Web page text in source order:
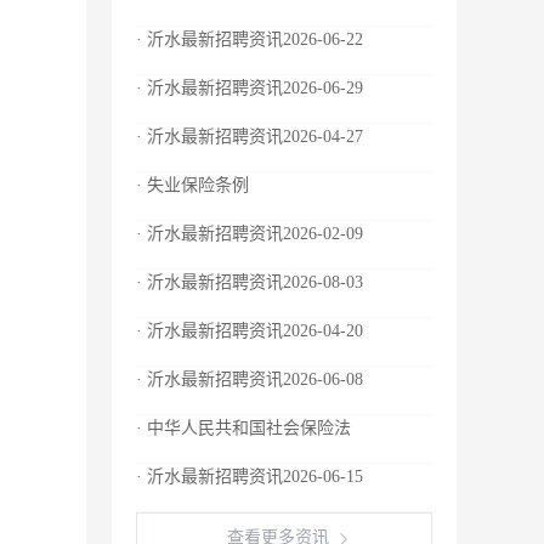
· 沂水最新招聘资讯2026-06-22
· 沂水最新招聘资讯2026-06-29
· 沂水最新招聘资讯2026-04-27
· 失业保险条例
· 沂水最新招聘资讯2026-02-09
· 沂水最新招聘资讯2026-08-03
· 沂水最新招聘资讯2026-04-20
· 沂水最新招聘资讯2026-06-08
· 中华人民共和国社会保险法
· 沂水最新招聘资讯2026-06-15
查看更多资讯